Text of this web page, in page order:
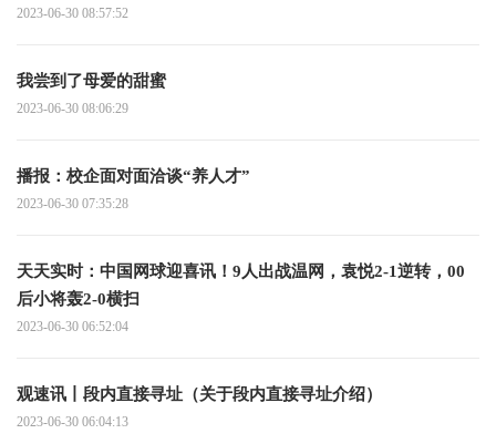
2023-06-30 08:57:52
我尝到了母爱的甜蜜
2023-06-30 08:06:29
播报：校企面对面洽谈“养人才”
2023-06-30 07:35:28
天天实时：中国网球迎喜讯！9人出战温网，袁悦2-1逆转，00
后小将轰2-0横扫
2023-06-30 06:52:04
观速讯丨段内直接寻址（关于段内直接寻址介绍）
2023-06-30 06:04:13